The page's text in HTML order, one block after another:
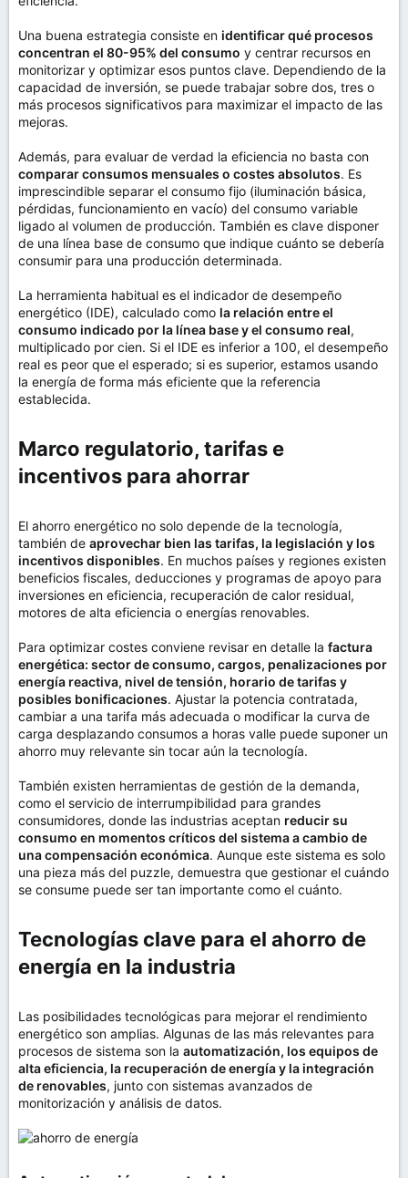
Una buena estrategia consiste en identificar qué procesos
concentran el 80-95% del consumo y centrar recursos en
monitorizar y optimizar esos puntos clave. Dependiendo de la
capacidad de inversión, se puede trabajar sobre dos, tres o
más procesos significativos para maximizar el impacto de las
mejoras.
Además, para evaluar de verdad la eficiencia no basta con
comparar consumos mensuales o costes absolutos. Es
imprescindible separar el consumo fijo (iluminación básica,
pérdidas, funcionamiento en vacío) del consumo variable
ligado al volumen de producción. También es clave disponer
de una línea base de consumo que indique cuánto se debería
consumir para una producción determinada.
La herramienta habitual es el indicador de desempeño
energético (IDE), calculado como la relación entre el
consumo indicado por la línea base y el consumo real,
multiplicado por cien. Si el IDE es inferior a 100, el desempeño
real es peor que el esperado; si es superior, estamos usando
la energía de forma más eficiente que la referencia
establecida.
Marco regulatorio, tarifas e
incentivos para ahorrar​
El ahorro energético no solo depende de la tecnología,
también de aprovechar bien las tarifas, la legislación y los
incentivos disponibles. En muchos países y regiones existen
beneficios fiscales, deducciones y programas de apoyo para
inversiones en eficiencia, recuperación de calor residual,
motores de alta eficiencia o energías renovables.
Para optimizar costes conviene revisar en detalle la factura
energética: sector de consumo, cargos, penalizaciones por
energía reactiva, nivel de tensión, horario de tarifas y
posibles bonificaciones. Ajustar la potencia contratada,
cambiar a una tarifa más adecuada o modificar la curva de
carga desplazando consumos a horas valle puede suponer un
ahorro muy relevante sin tocar aún la tecnología.
También existen herramientas de gestión de la demanda,
como el servicio de interrumpibilidad para grandes
consumidores, donde las industrias aceptan reducir su
consumo en momentos críticos del sistema a cambio de
una compensación económica. Aunque este sistema es solo
una pieza más del puzzle, demuestra que gestionar el cuándo
se consume puede ser tan importante como el cuánto.
Tecnologías clave para el ahorro de
energía en la industria​
Las posibilidades tecnológicas para mejorar el rendimiento
energético son amplias. Algunas de las más relevantes para
procesos de sistema son la automatización, los equipos de
alta eficiencia, la recuperación de energía y la integración
de renovables, junto con sistemas avanzados de
monitorización y análisis de datos.